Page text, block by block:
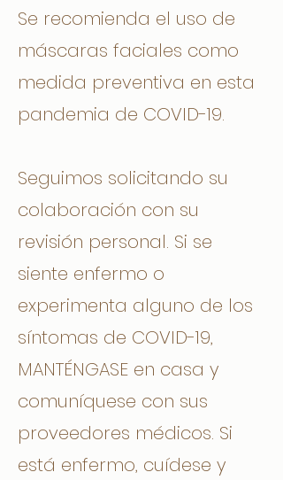
Se recomienda el uso de
máscaras faciales como
medida preventiva en esta
pandemia de COVID-19.
Seguimos solicitando su
colaboración con su
revisión personal. Si se
siente enfermo o
experimenta alguno de los
síntomas de COVID-19,
MANTÉNGASE en casa y
comuníquese con sus
proveedores médicos. Si
está enfermo, cuídese y